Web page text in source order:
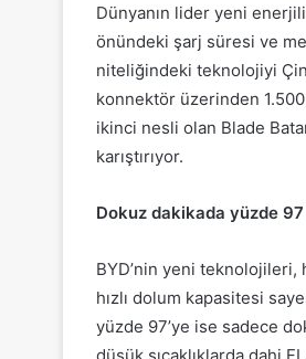
Dünyanın lider yeni
önündeki şarj süresi ve
niteliğindeki teknolojiyi
konnektör üzerinden
ikinci nesli olan Blade
karıştırıyor.
Dokuz dakikada yüzde
BYD’nin yeni teknolojileri,
hızlı dolum kapasitesi
yüzde 97’ye ise sadece